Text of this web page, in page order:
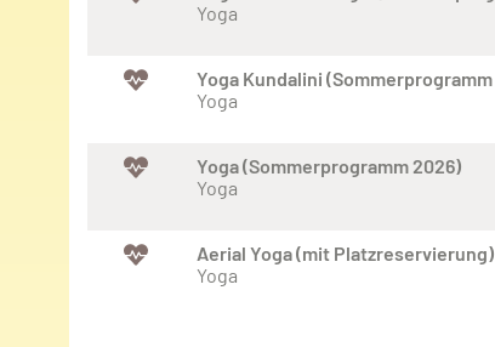
Yoga
Yoga Kundalini
Yoga
Yoga (Sommerprogramm 2026)
Yoga
Aerial Yoga (mit
Yoga